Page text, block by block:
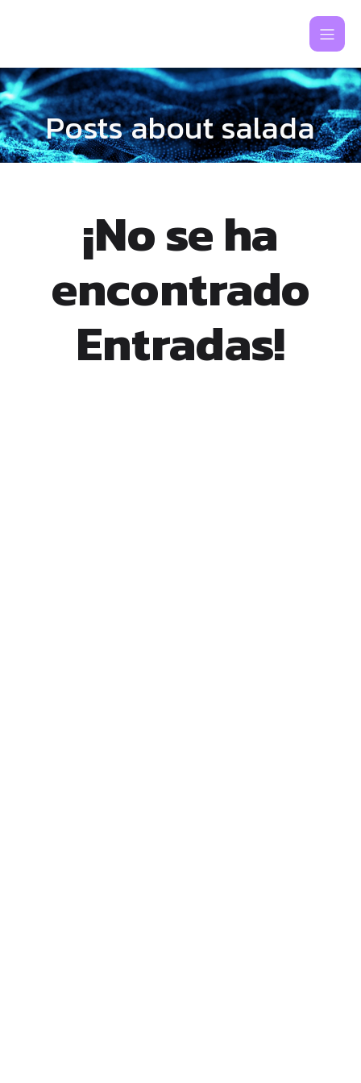
Posts about salada
¡No se ha
encontrado
Entradas!